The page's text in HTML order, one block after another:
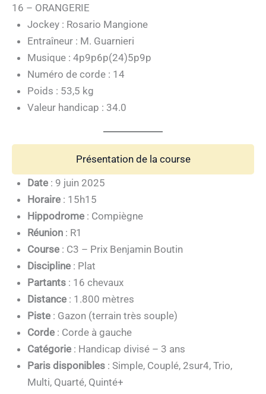
16 – ORANGERIE
Jockey : Rosario Mangione
Entraîneur : M. Guarnieri
Musique : 4p9p6p(24)5p9p
Numéro de corde : 14
Poids : 53,5 kg
Valeur handicap : 34.0
Présentation de la course
Date: 9 juin 2025
Horaire: 15h15
Hippodrome: Compiègne
Réunion: R1
Course: C3 – Prix Benjamin Boutin
Discipline: Plat
Partants: 16 chevaux
Distance: 1.800 mètres
Piste: Gazon (terrain très souple)
Corde: Corde à gauche
Catégorie: Handicap divisé – 3 ans
Paris disponibles: Simple, Couplé, 2sur4, Trio,
Multi, Quarté, Quinté+